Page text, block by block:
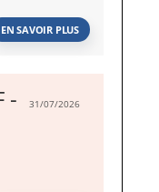
EN SAVOIR PLUS
31/07/2026
-